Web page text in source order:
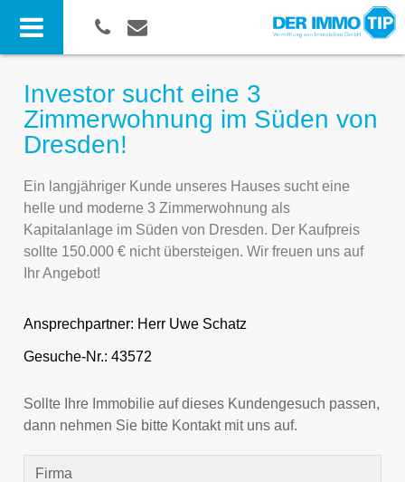
Investor sucht eine 3
Zimmerwohnung im Süden von
Dresden!
Ein langjähriger Kunde unseres Hauses sucht eine
helle und moderne 3 Zimmerwohnung als
Kapitalanlage im Süden von Dresden. Der Kaufpreis
sollte 150.000 € nicht übersteigen. Wir freuen uns auf
Ihr Angebot!
Ansprechpartner: Herr Uwe Schatz
Gesuche-Nr.: 43572
Sollte Ihre Immobilie auf dieses Kundengesuch passen,
dann nehmen Sie bitte Kontakt mit uns auf.
Firma